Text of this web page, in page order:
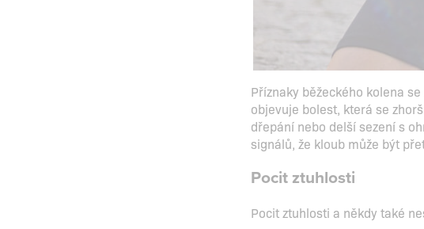
Příznaky běžeckého kolena
objevuje bolest, která se
dřepání nebo delší sezení s
signálů, že kloub může být
Pocit ztuhlosti
Pocit ztuhlosti a někdy také